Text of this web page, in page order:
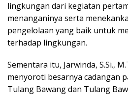
lingkungan dari kegiatan
menanganinya serta
pengelolaan yang baik untuk
terhadap lingkungan.
Sementara itu, Jarwinda, S.Si.,
menyoroti besarnya cadangan
Tulang Bawang dan Tulang